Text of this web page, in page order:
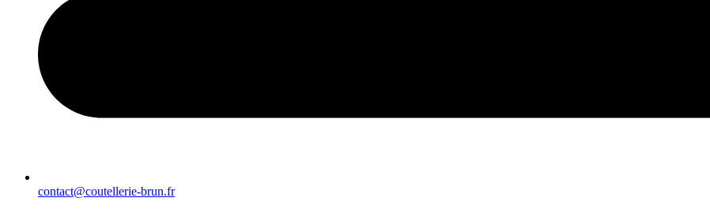
contact@coutellerie-brun.fr